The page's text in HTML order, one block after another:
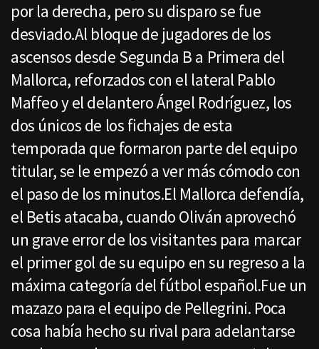
por la derecha, pero su disparo se fue
desviado.Al bloque de jugadores de los
ascensos desde Segunda B a Primera del
Mallorca, reforzados con el lateral Pablo
Maffeo y el delantero Ángel Rodríguez, los
dos únicos de los fichajes de esta
temporada que formaron parte del equipo
titular, se le empezó a ver más cómodo con
el paso de los minutos.El Mallorca defendía,
el Betis atacaba, cuando Oliván aprovechó
un grave error de los visitantes para marcar
el primer gol de su equipo en su regreso a la
máxima categoría del fútbol español.Fue un
mazazo para el equipo de Pellegrini. Poca
cosa había hecho su rival para adelantarse